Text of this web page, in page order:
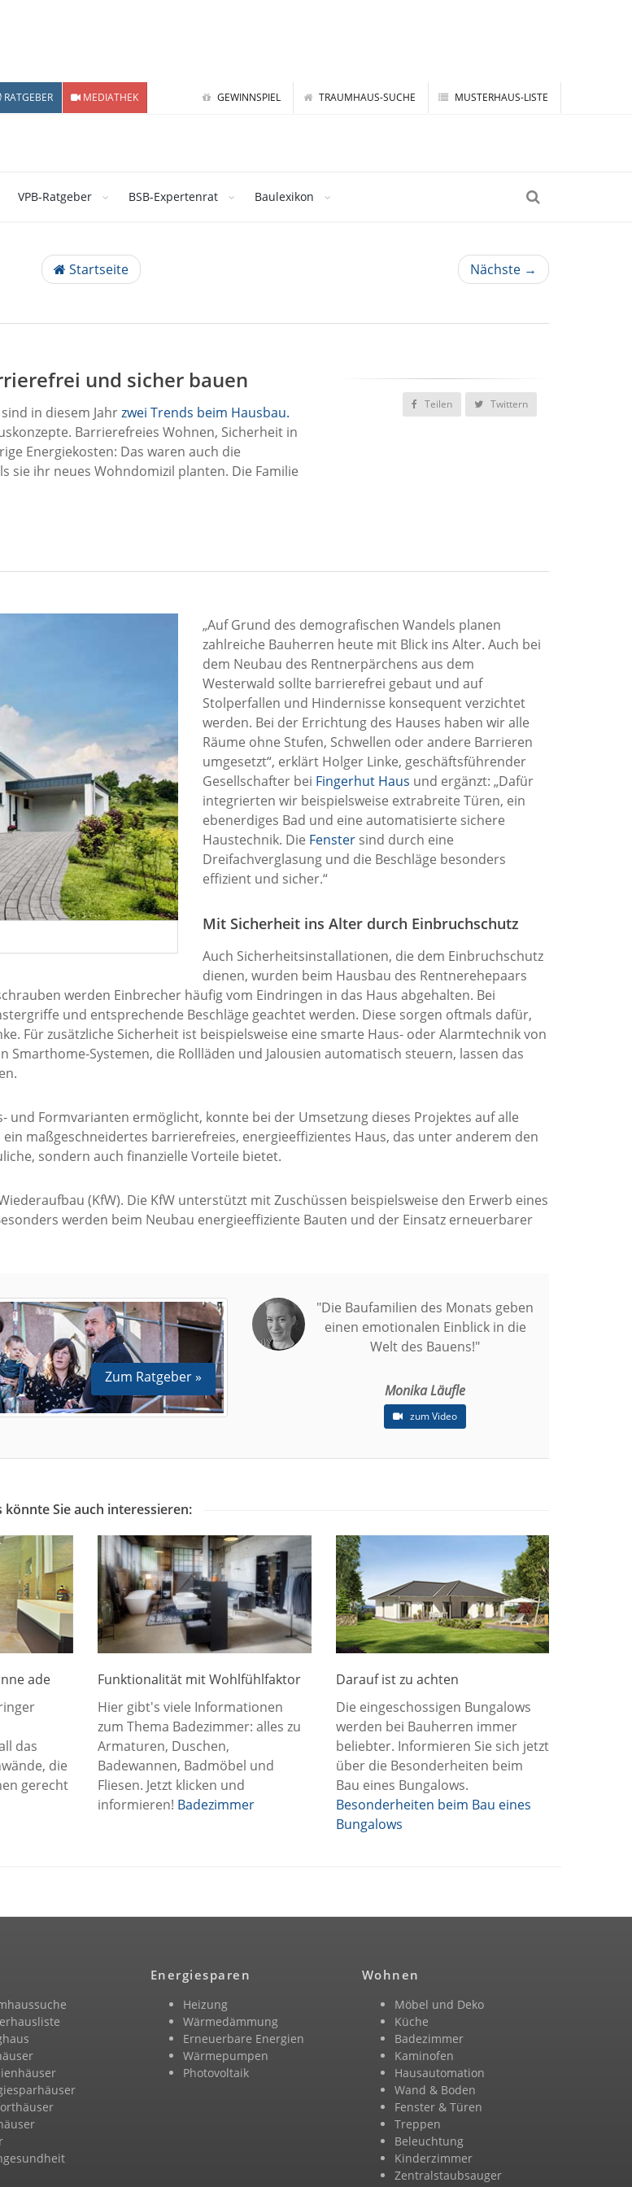
GEWINNSPIEL TRAUMHAUS-SUCHE MUSTERHAUS-LISTE
RATGEBER MEDIATHEK
VPB-Ratgeber BSB-Expertenrat Baulexikon
Startseite Nächste →
und sicher bauen
in diesem Jahrzwei Trends beim Hausbau.
Barrierefreies Wohnen, Sicherheit in
Energiekosten: Das waren auch die
sie ihr neues Wohndomizil planten. Die Familie
Teilen Twittern
„Auf Grund des demografischen Wandels planen
zahlreiche Bauherren heute mit Blick ins Alter. Auch bei
dem Neubau des Rentnerpärchens aus dem
Westerwald sollte barrierefrei gebaut und auf
Stolperfallen und Hindernisse konsequent verzichtet
werden. Bei der Errichtung des Hauses haben wir alle
Räume ohne Stufen, Schwellen oder andere Barrieren
umgesetzt“, erklärt Holger Linke, geschäftsführender
Gesellschafter bei Fingerhut Haus und ergänzt: „Dafür
integrierten wir beispielsweise extrabreite Türen, ein
ebenerdiges Bad und eine automatisierte sichere
Haustechnik. Die Fenster sind durch eine
Dreifachverglasung und die Beschläge besonders
effizient und sicher.“
Mit Sicherheit ins Alter durch Einbruchschutz
Auch Sicherheitsinstallationen, die dem Einbruchschutz
dienen, wurden beim Hausbau des Rentnerehepaars
werden Einbrecher häufig vom Eindringen in das Haus abgehalten. Bei
und entsprechende Beschläge geachtet werden. Diese sorgen oftmals dafür,
Für zusätzliche Sicherheit ist beispielsweise eine smarte Haus- oder Alarmtechnik von
Systemen, die Rollläden und Jalousien automatisch steuern, lassen das
und Formvarianten ermöglicht, konnte bei der Umsetzung dieses Projektes auf alle
maßgeschneidertes barrierefreies, energieeffizientes Haus, das unter anderem den
sondern auch finanzielle Vorteile bietet.
(KfW). Die KfW unterstützt mit Zuschüssen beispielsweise den Erwerb eines
werden beim Neubau energieeffiziente Bauten und der Einsatz erneuerbarer
Zum Ratgeber »
"Die Baufamilien des Monats geben
einen emotionalen Einblick in die
Welt des Bauens!"
Monika Läufle
zum Video
könnte Sie auch interessieren:
ade
das
die
gerecht
Funktionalität mit Wohlfühlfaktor
Hier gibt's viele Informationen
zum Thema Badezimmer: alles zu
Armaturen, Duschen,
Badewannen, Badmöbel und
Fliesen. Jetzt klicken und
informieren! Badezimmer
Darauf ist zu achten
Die eingeschossigen Bungalows
werden bei Bauherren immer
beliebter. Informieren Sie sich jetzt
über die Besonderheiten beim
Bau eines Bungalows.
Besonderheiten beim Bau eines
Bungalows
Energiesparen
Heizung
Wärmedämmung
Erneuerbare Energien
Wärmepumpen
Photovoltaik
Wohnen
Möbel und Deko
Küche
Badezimmer
Kaminofen
Hausautomation
Wand & Boden
Fenster & Türen
Treppen
Beleuchtung
Kinderzimmer
Zentralstaubsauger